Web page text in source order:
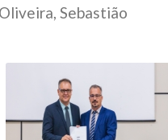
Sebastião